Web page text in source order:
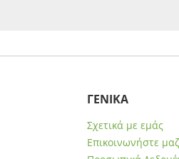
ΓΕΝΙΚΑ
Σχετικά με εμάς
Επικοινωνήστε